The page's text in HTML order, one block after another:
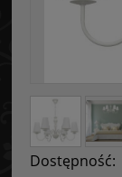
Dostępność: